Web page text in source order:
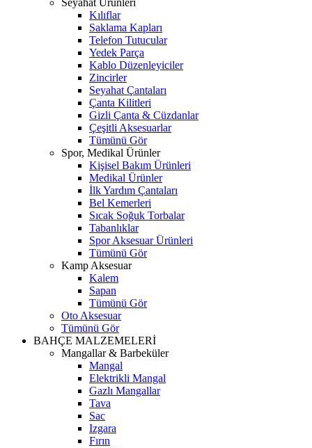
Seyahat Ürünleri
Kılıflar
Saklama Kapları
Telefon Tutucular
Yedek Parça
Kablo Düzenleyiciler
Zincirler
Seyahat Çantaları
Çanta Kilitleri
Gizli Çanta & Cüzdanlar
Çeşitli Aksesuarlar
Tümünü Gör
Spor, Medikal Ürünler
Kişisel Bakım Ürünleri
Medikal Ürünler
İlk Yardım Çantaları
Bel Kemerleri
Sıcak Soğuk Torbalar
Tabanlıklar
Spor Aksesuar Ürünleri
Tümünü Gör
Kamp Aksesuar
Kalem
Sapan
Tümünü Gör
Oto Aksesuar
Tümünü Gör
BAHÇE MALZEMELERİ
Mangallar & Barbeküler
Mangal
Elektrikli Mangal
Gazlı Mangallar
Tava
Sac
Izgara
Fırın